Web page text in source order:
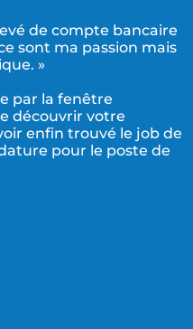
de compte bancaire
sont ma passion mais
»
par la fenêtre
découvrir votre
enfin trouvé le job de
pour le poste de